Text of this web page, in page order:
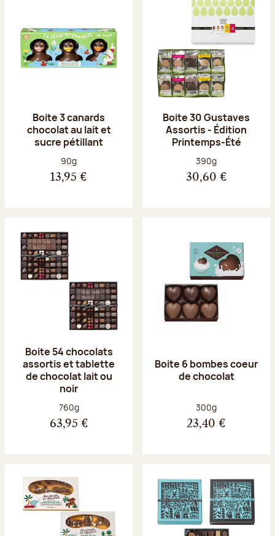
Boite 3 canards
chocolat au lait et
sucre pétillant
Poids net :
90g
13,95 €
Boite 30 Gustaves
Assortis - Édition
Printemps-Été
Poids net :
390g
30,60 €
Boite 54 chocolats
assortis et tablette
de chocolat lait ou
noir
Poids net :
760g
63,95 €
Boite 6 bombes coeur
de chocolat
Poids net :
300g
23,40 €